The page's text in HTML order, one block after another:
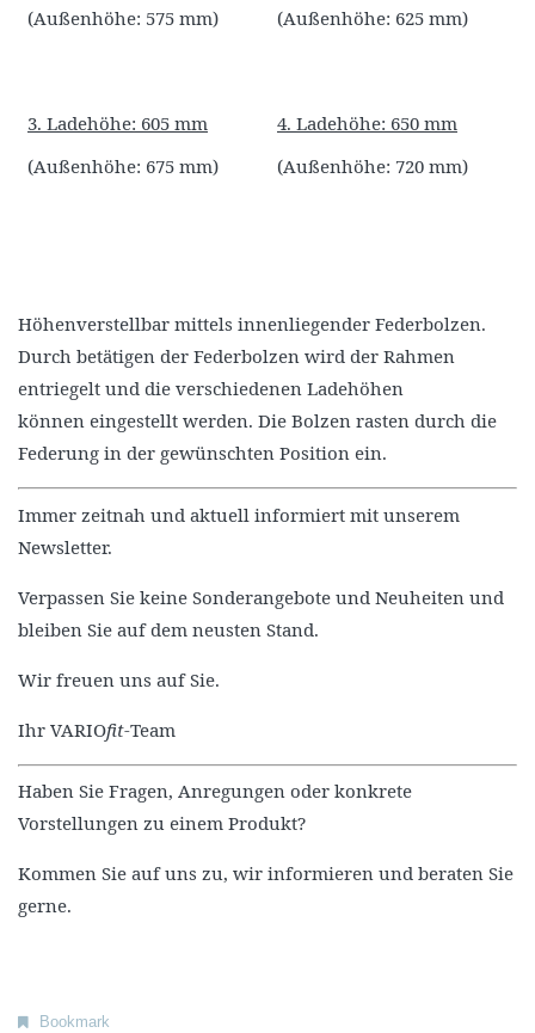
(Außenhöhe: 575 mm)
(Außenhöhe: 625 mm)
3. Ladehöhe: 605 mm
(Außenhöhe: 675 mm)
4. Ladehöhe: 650 mm
(Außenhöhe: 720 mm)
Höhenverstellbar mittels innenliegender Federbolzen.
Durch betätigen der Federbolzen wird der Rahmen
entriegelt und die verschiedenen Ladehöhen
können eingestellt werden. Die Bolzen rasten durch die
Federung in der gewünschten Position ein.
Immer zeitnah und aktuell informiert mit unserem
Newsletter.
Verpassen Sie keine Sonderangebote und Neuheiten und
bleiben Sie auf dem neusten Stand.
Wir freuen uns auf Sie.
Ihr VARIOfit-Team
Haben Sie Fragen, Anregungen oder konkrete
Vorstellungen zu einem Produkt?
Kommen Sie auf uns zu, wir informieren und beraten Sie
gerne.
Bookmark